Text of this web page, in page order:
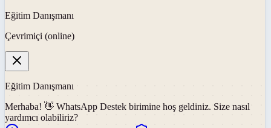
Eğitim Danışmanı
Çevrimiçi (online)
Eğitim Danışmanı
Merhaba! 👋 WhatsApp Destek birimine hoş geldiniz. Size nasıl
yardımcı olabiliriz?